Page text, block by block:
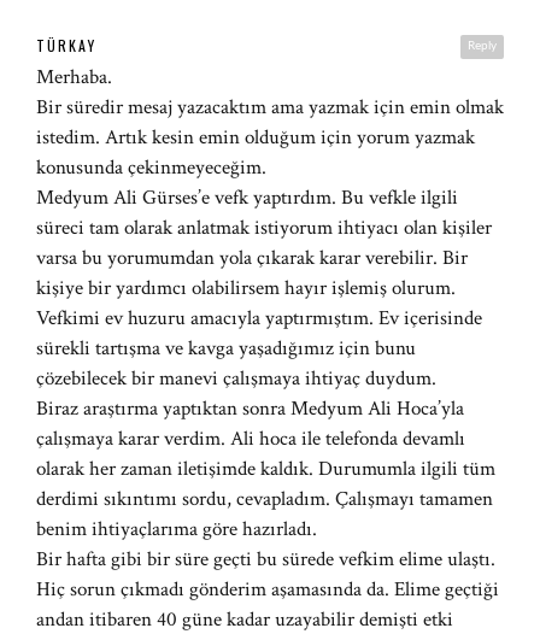
Reply
TÜRKAY
Merhaba.
Bir süredir mesaj yazacaktım ama yazmak için emin olmak
istedim. Artık kesin emin olduğum için yorum yazmak
konusunda çekinmeyeceğim.
Medyum Ali Gürses’e vefk yaptırdım. Bu vefkle ilgili
süreci tam olarak anlatmak istiyorum ihtiyacı olan kişiler
varsa bu yorumumdan yola çıkarak karar verebilir. Bir
kişiye bir yardımcı olabilirsem hayır işlemiş olurum.
Vefkimi ev huzuru amacıyla yaptırmıştım. Ev içerisinde
sürekli tartışma ve kavga yaşadığımız için bunu
çözebilecek bir manevi çalışmaya ihtiyaç duydum.
Biraz araştırma yaptıktan sonra Medyum Ali Hoca’yla
çalışmaya karar verdim. Ali hoca ile telefonda devamlı
olarak her zaman iletişimde kaldık. Durumumla ilgili tüm
derdimi sıkıntımı sordu, cevapladım. Çalışmayı tamamen
benim ihtiyaçlarıma göre hazırladı.
Bir hafta gibi bir süre geçti bu sürede vefkim elime ulaştı.
Hiç sorun çıkmadı gönderim aşamasında da. Elime geçtiği
andan itibaren 40 güne kadar uzayabilir demişti etki